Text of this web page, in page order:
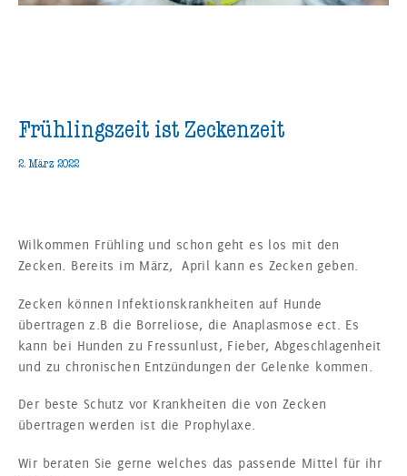
Frühlingszeit ist Zeckenzeit
2. März 2022
Wilkommen Frühling und schon geht es los mit den
Zecken. Bereits im März, April kann es Zecken geben.
Zecken können Infektionskrankheiten auf Hunde
übertragen z.B die Borreliose, die Anaplasmose ect. Es
kann bei Hunden zu Fressunlust, Fieber, Abgeschlagenheit
und zu chronischen Entzündungen der Gelenke kommen.
Der beste Schutz vor Krankheiten die von Zecken
übertragen werden ist die Prophylaxe.
Wir beraten Sie gerne welches das passende Mittel für ihr